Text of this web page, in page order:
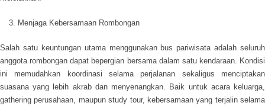
Menjaga Kebersamaan Rombongan
Salah satu keuntungan utama menggunakan bus pariwisata adalah seluruh
anggota rombongan dapat bepergian bersama dalam satu kendaraan. Kondisi
ini memudahkan koordinasi selama perjalanan sekaligus menciptakan
suasana yang lebih akrab dan menyenangkan. Baik untuk acara keluarga,
gathering perusahaan, maupun study tour, kebersamaan yang terjalin selama